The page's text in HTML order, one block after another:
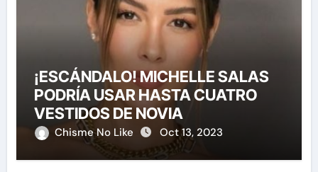
¡ESCÁNDALO! MICHELLE SALAS
PODRÍA USAR HASTA CUATRO
VESTIDOS DE NOVIA
Chisme No Like Oct 13, 2023